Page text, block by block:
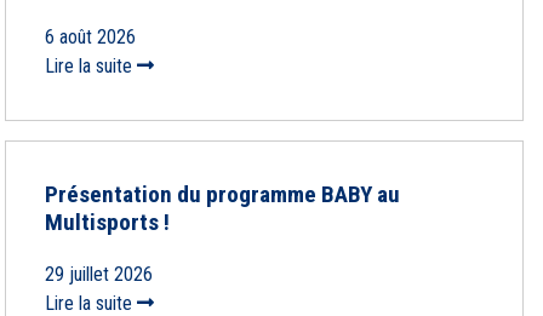
6 août 2026
Lire la suite
Présentation du programme BABY au
Multisports !
29 juillet 2026
Lire la suite